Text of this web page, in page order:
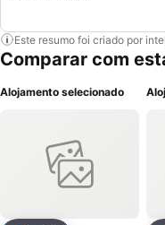
Este resumo foi criado por
Comparar com
Alojamento selecionado